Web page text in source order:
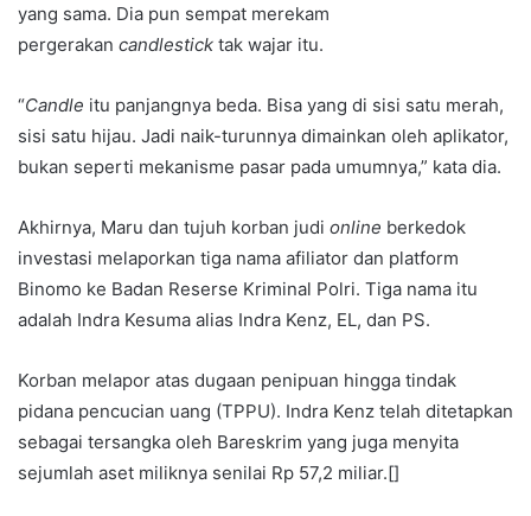
yang sama. Dia pun sempat merekam
pergerakan candlestick tak wajar itu.
“Candle itu panjangnya beda. Bisa yang di sisi satu merah,
sisi satu hijau. Jadi naik-turunnya dimainkan oleh aplikator,
bukan seperti mekanisme pasar pada umumnya,” kata dia.
Akhirnya, Maru dan tujuh korban judi online berkedok
investasi melaporkan tiga nama afiliator dan platform
Binomo ke Badan Reserse Kriminal Polri. Tiga nama itu
adalah Indra Kesuma alias Indra Kenz, EL, dan PS.
Korban melapor atas dugaan penipuan hingga tindak
pidana pencucian uang (TPPU). Indra Kenz telah ditetapkan
sebagai tersangka oleh Bareskrim yang juga menyita
sejumlah aset miliknya senilai Rp 57,2 miliar.[]